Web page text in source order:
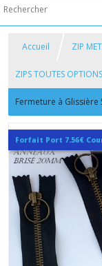
Accueil ZIP
ZIPS TOUTES OPTIONS
Fermeture à
Curseur Anneaux